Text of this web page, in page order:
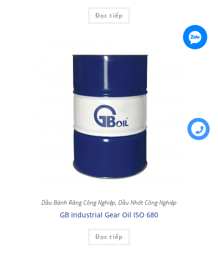
Đọc tiếp
Dầu Bánh Răng Công Nghiệp, Dầu Nhớt Công Nghiệp
GB Industrial Gear Oil ISO 680
Đọc tiếp